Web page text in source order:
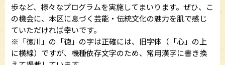
歩など、様々なプログラムを実施してまいります。ぜひ、こ
の機会に、本区に息づく芸能・伝統文化の魅力を肌で感じ
ていただければ幸いです。
※「徳川」の「徳」の字は正確には、旧字体（「心」の上
に横線）ですが、機種依存文字のため、常用漢字に書き換